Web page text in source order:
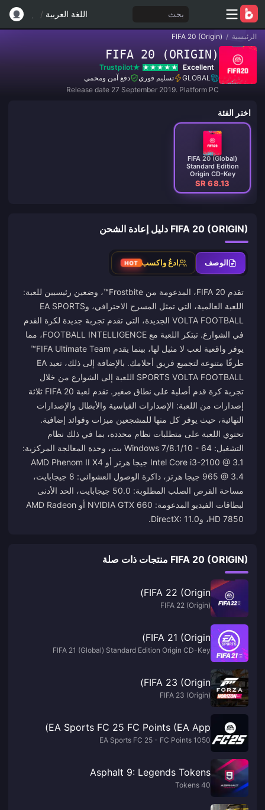
بحث اللغة العربية /
الرئيسية /
FIFA 20 (Origin)
FIFA 20 (ORIGIN)
Excellent
Trustpilot
GLOBAL
تسليم فوري
دفع آمن ومحمي
Release date 27 September 2019. Platform PC
اختر الفئة
FIFA 20 (Global)
Standard Edition
Origin CD-Key
SR 68.13
FIFA 20 (ORIGIN) دليل إعادة الشحن
الوصف ادعُ واكسب HOT
تقدم FIFA 20، المدعومة من Frostbite™، وضعين رئيسيين للعبة:
اللعبة العالمية، التي تمثل المسرح الاحترافي، وEA SPORTS
VOLTA FOOTBALL الجديدة، التي تقدم تجربة جديدة لكرة القدم
في الشوارع. تبتكر اللعبة مع FOOTBALL INTELLIGENCE، مما
يوفر واقعية لعب لا مثيل لها، بينما يقدم FIFA Ultimate Team™
طرقًا متنوعة لتجميع فريق أحلامك. بالإضافة إلى ذلك، تعيد EA
SPORTS VOLTA FOOTBALL اللعبة إلى الشوارع من خلال
تجربة كرة قدم أصلية على نطاق صغير. تقدم لعبة FIFA 20 ثلاثة
إصدارات من اللعبة: الإصدارات القياسية والأبطال والإصدارات
النهائية، حيث يوفر كل منها للمشجعين ميزات وفوائد إضافية.
تحتوي اللعبة على متطلبات نظام محددة، بما في ذلك نظام
التشغيل: Windows 7/8.1/10 - 64 بت، وحدة المعالجة المركزية:
Intel Core i3-2100 @ 3.1 جيجا هرتز أو AMD Phenom II X4
965 @ 3.4 جيجا هرتز، ذاكرة الوصول العشوائي: 8 جيجابايت،
مساحة القرص الصلب المطلوبة: 50.0 جيجابايت، الحد الأدنى
لبطاقات الفيديو المدعومة: NVIDIA GTX 660 أو AMD Radeon
HD 7850، وDirectX: 11.0.
FIFA 20 (ORIGIN) منتجات ذات صلة
FIFA 22 (Origin)
FIFA 22 (Origin)
FIFA 21 (Origin)
FIFA 21 (Global) Standard Edition Origin CD-Key
FIFA 23 (Origin)
FIFA 23 (Origin)
EA Sports FC 25 FC Points (EA App)
EA Sports FC 25 - FC Points 1050
Asphalt 9: Legends Tokens
40 Tokens